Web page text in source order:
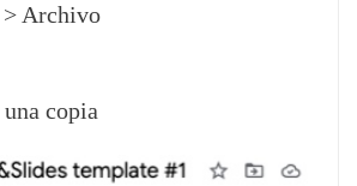
Archivo
copia